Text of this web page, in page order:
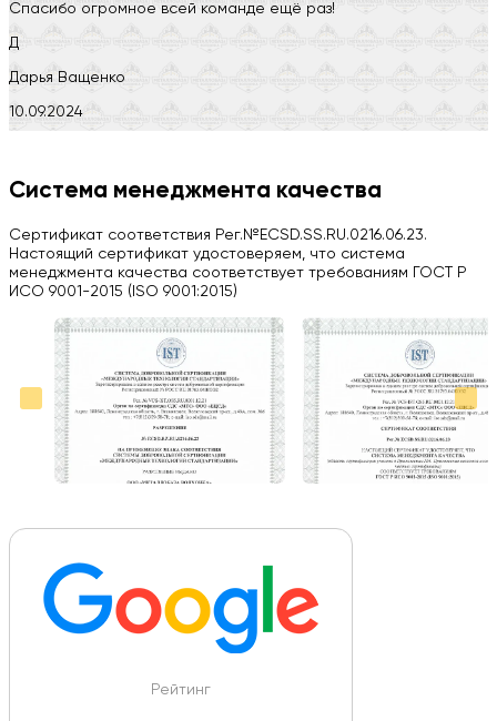
Спасибо огромное всей команде ещё раз!
Д
Дарья Ващенко
10.09.2024
H
03.09.2024
Вся работа выполнена в срок. Всем рекомендую
Больше отзывов на Google Maps
Система менеджмента качества
Сертификат соответствия Рег.№ECSD.SS.RU.0216.06.23.
Настоящий сертификат удостоверяем, что система
менеджмента качества соответствует требованиям ГОСТ Р
ИСО 9001-2015 (ISO 9001:2015)
Рейтинг